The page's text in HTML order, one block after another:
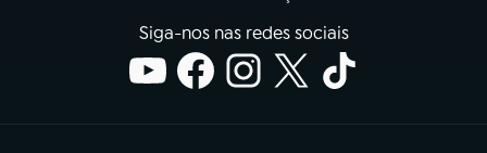
Siga-nos nas redes sociais